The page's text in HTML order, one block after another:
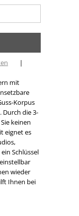
|
mit
Korpus
Durch die 3-
keinen
eignet es
Schlüssel
wieder
Ihnen bei